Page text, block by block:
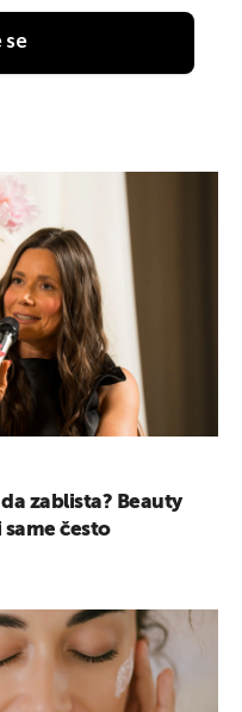
se
zablista? Beauty
često